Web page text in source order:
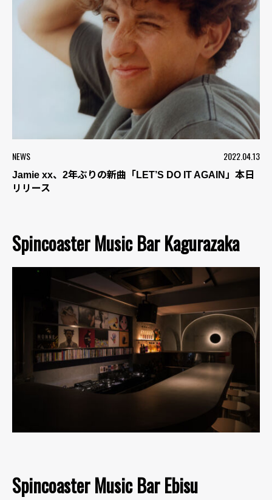
NEWS 2022.04.13
Jamie xx、2年ぶりの新曲「LET’S DO IT AGAIN」本日
リリース
Spincoaster Music Bar Kagurazaka
Spincoaster Music Bar Ebisu